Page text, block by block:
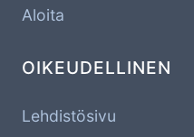
Aloita
OIKEUDELLINEN
Lehdistösivu